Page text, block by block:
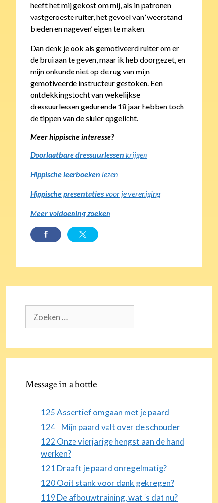
heeft het mij gekost om mij, als in patronen
vastgeroeste ruiter, het gevoel van ‘weerstand
bieden en nageven’ eigen te maken.
Dan denk je ook als gemotiveerd ruiter om er
de brui aan te geven, maar ik heb doorgezet, en
mijn onkunde niet op de rug van mijn
gemotiveerde instructeur gestoken. Een
ontdekkingstocht van wekelijkse
dressuurlessen gedurende 18 jaar hebben toch
de tippen van de sluier opgelicht.
Meer hippische interesse?
Doorlaatbare dressuurlessen krijgen
Hippische leerboeken lezen
Hippische presentatiesvoor je vereniging
Meer voldoening zoeken
naar:
Message in a bottle
125 Assertief omgaan met je paard
124 Mijn paard valt over de schouder
122 Onze vierjarige hengst aan de hand
werken?
121 Draaft je paard onregelmatig?
120 Ooit stank voor dank gekregen?
119 De afbouwtraining, wat is dat nu?